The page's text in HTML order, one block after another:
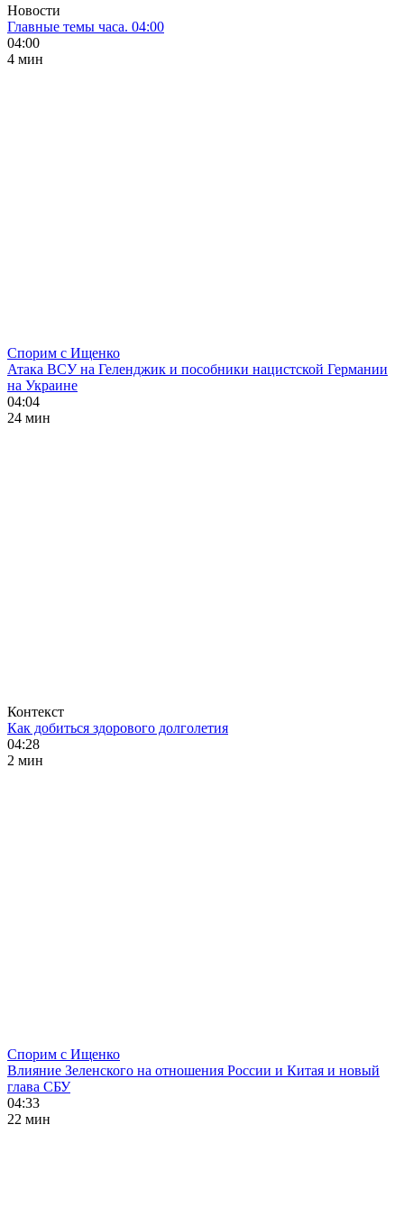
Новости
Главные темы часа. 04:00
04:00
4 мин
Спорим с Ищенко
Атака ВСУ на Геленджик и пособники нацистской Германии
на Украине
04:04
24 мин
Контекст
Как добиться здорового долголетия
04:28
2 мин
Спорим с Ищенко
Влияние Зеленского на отношения России и Китая и новый
глава СБУ
04:33
22 мин